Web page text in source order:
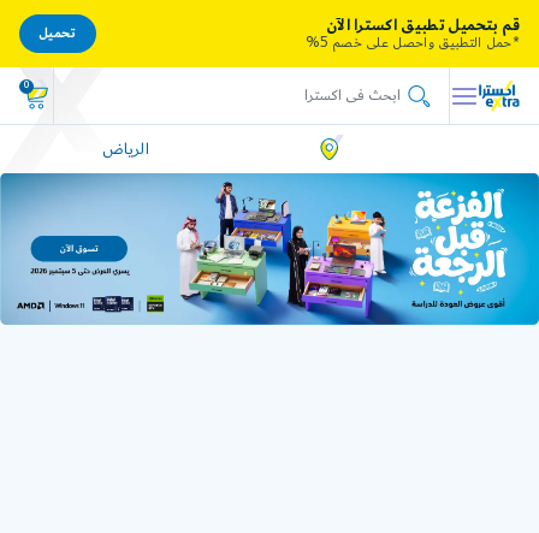
0
الرياض
قم بتحميل تطبيق اكسترا الآن
*حمل التطبيق واحصل على خصم 5%
تحميل